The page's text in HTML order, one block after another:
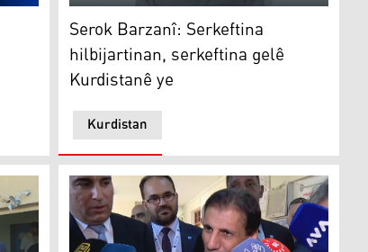
pîrozbahiyê ji Serokwezîrê Federal wergirt
Serok Barzanî: Serkeftina hilbijartinan,
Kurdistan
Serok Barzanî: Serkeftina
hilbijartinan, serkeftina gelê
Kurdistanê ye